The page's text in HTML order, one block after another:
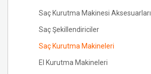
Saç Kurutma Makinesi Aksesuarları
Saç Şekillendiriciler
Saç Kurutma Makineleri
El Kurutma Makineleri